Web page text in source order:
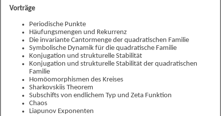
Vorträge
Periodische Punkte
Häufungsmengen und Rekurrenz
Die invariante Cantormenge der quadratischen Familie
Symbolische Dynamik für die quadratische Familie
Konjugation und strukturelle Stabilität
Konjugation und strukturelle Stabilität der quadratischen
Familie
Homöomorphismen des Kreises
Sharkovskiis Theorem
Subschifts von endlichem Typ und Zeta Funktion
Chaos
Liapunov Exponenten